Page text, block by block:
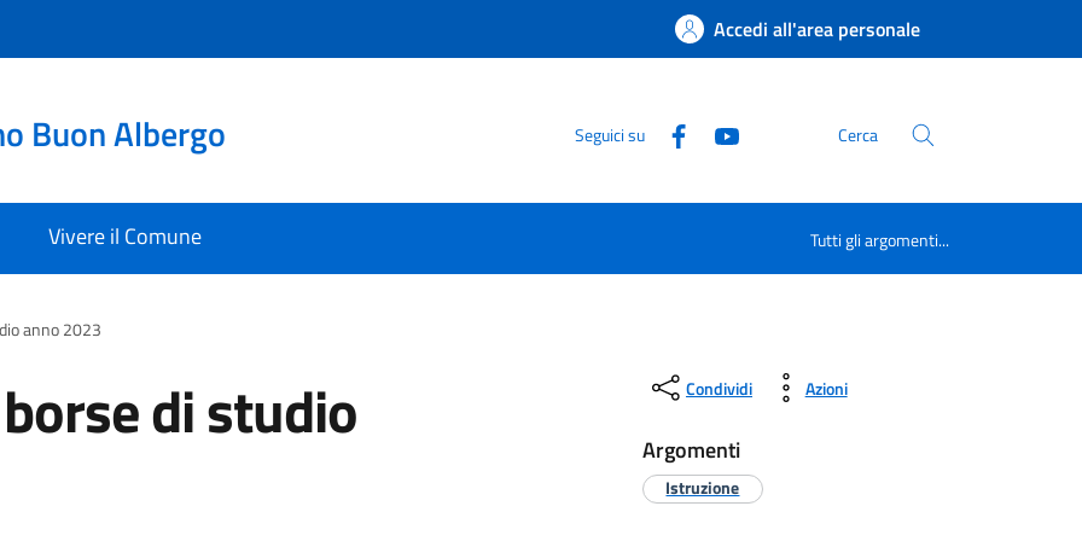
Accedi all'area personale
Buon Albergo Seguici su Cerca
Vivere il Comune Tutti gli argomenti...
anno 2023
di studio Condividi Azioni
Argomenti
Istruzione